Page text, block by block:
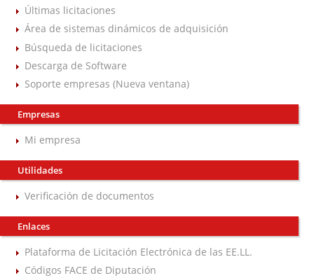
Últimas licitaciones
Área de sistemas dinámicos de adquisición
Búsqueda de licitaciones
Descarga de Software
Soporte empresas (Nueva ventana)
Empresas
Mi empresa
Utilidades
Verificación de documentos
Enlaces
Plataforma de Licitación Electrónica de las EE.LL.
Códigos FACE de Diputación